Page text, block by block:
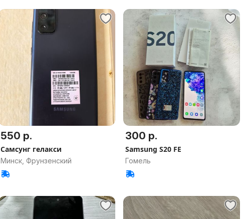
550 р.
Самсунг гелакси
Минск, Фрунзенский
300 р.
Samsung S20 FE
Гомель